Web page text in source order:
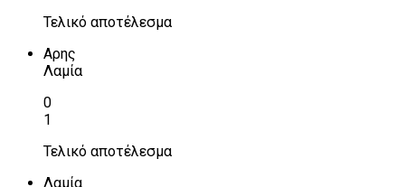
Τελικό αποτέλεσμα
Αρης
Λαμία
0
1
Τελικό αποτέλεσμα
Λαμία